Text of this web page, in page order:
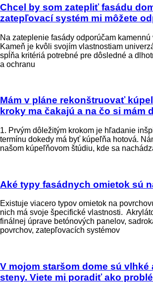
Chcel by som zatepliť fasádu
zatepľovací systém mi môžete
Na zateplenie fasády odporúčam
Kameň je kvôli svojím vlastnostiam
spĺňa kritériá potrebné pre dôsledné a
a ochranu
Mám v pláne rekonštruovať
kroky ma čakajú a na čo si mám
1. Prvým dôležitým krokom je hľadanie
termínu dokedy má byť kúpeľňa hotová.
našom kúpeľňovom štúdiu, kde sa
Aké typy fasádnych omietok sú
Existuje viacero typov omietok na
nich má svoje špecifické vlastnosti.
finálnej úprave betónových panelov,
povrchov, zatepľovacích systémov
V mojom staršom dome sú vlhké
steny. Viete mi poradiť ako